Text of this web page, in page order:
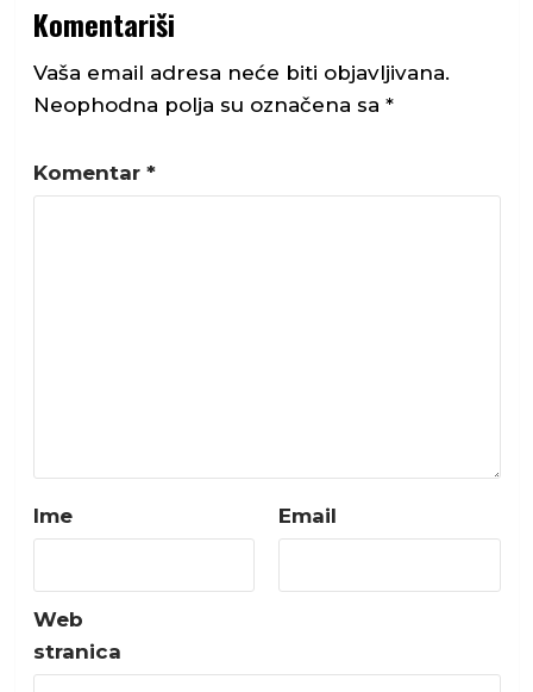
Komentariši
Vaša email adresa neće biti objavljivana.
Neophodna polja su označena sa *
Komentar *
Ime Email
Web
stranica